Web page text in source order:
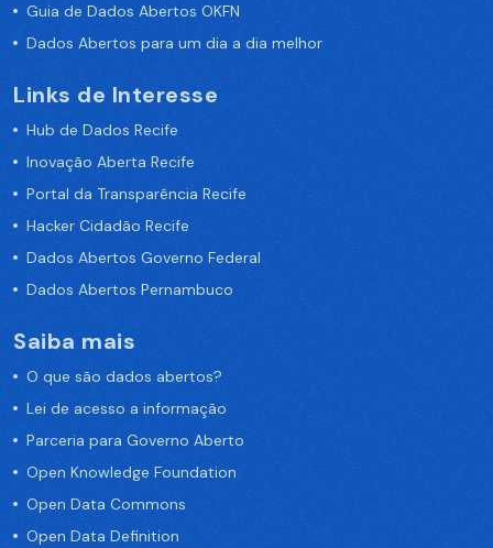
Guia de Dados Abertos OKFN
Dados Abertos para um dia a dia melhor
Links de Interesse
Hub de Dados Recife
Inovação Aberta Recife
Portal da Transparência Recife
Hacker Cidadão Recife
Dados Abertos Governo Federal
Dados Abertos Pernambuco
Saiba mais
O que são dados abertos?
Lei de acesso a informação
Parceria para Governo Aberto
Open Knowledge Foundation
Open Data Commons
Open Data Definition